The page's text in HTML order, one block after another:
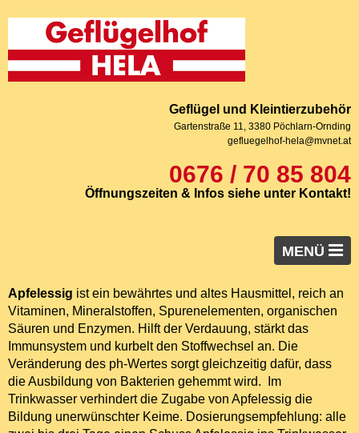
Geflügel und Kleintierzubehör
Gartenstraße 11, 3380 Pöchlarn-Ornding
gefluegelhof-hela@mvnet.at
0676 / 70 85 804
Öffnungszeiten & Infos siehe unter Kontakt!
MENÜ
Junghennen
Sonderrassen
Anderes Geflügel
Futtermittel und Ernährung
Apfelessig ist ein bewährtes und altes Hausmittel, reich an
Vitaminen, Mineralstoffen, Spurenelementen, organischen
Säuren und Enzymen. Hilft der Verdauung, stärkt das
Immunsystem und kurbelt den Stoffwechsel an. Die
Veränderung des ph-Wertes sorgt gleichzeitig dafür, dass
die Ausbildung von Bakterien gehemmt wird. Im
Trinkwasser verhindert die Zugabe von Apfelessig die
Bildung unerwünschter Keime. Dosierungsempfehlung: alle